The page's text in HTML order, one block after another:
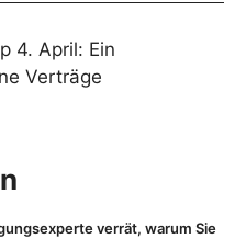
4. April: Ein
Verträge
verrät, warum Sie